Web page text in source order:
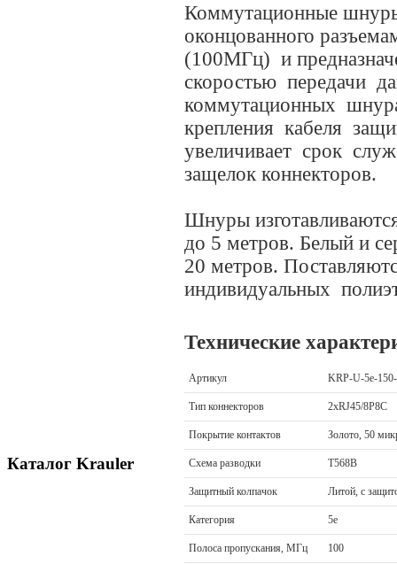
Каталог Krauler
Коммутационные шнуры
оконцованного
(100МГц) и
скоростью передачи
коммутационных
крепления кабеля
увеличивает срок
защелок коннекторов.
Шнуры
до 5 метров. Белый и
20 метров.
индивидуальных
Технические
Артикул KRP-U-5e-
Тип коннекторов 2xRJ45/8P8C
Покрытие контактов Золото, 50
Схема разводки T568B
Защитный колпачок Литой, с
Категория 5e
Полоса пропускания, МГц 100